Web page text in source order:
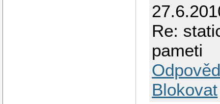
Re:
pameti
Blokovat